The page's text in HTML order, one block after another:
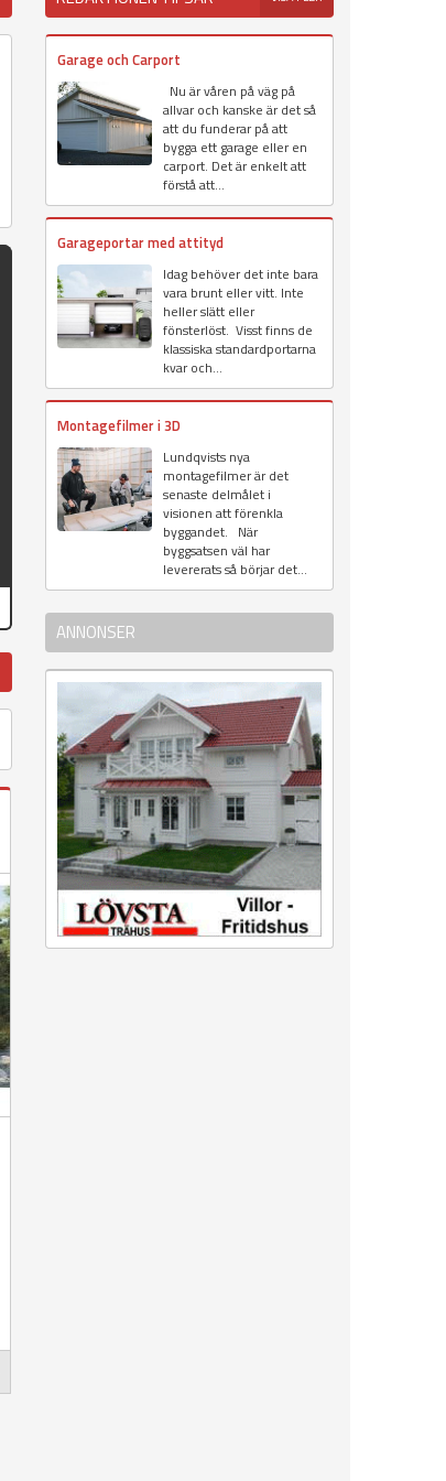
Garage och Carport
Nu är våren på väg på
allvar och kanske är det så
att du funderar på att
bygga ett garage eller en
carport. Det är enkelt att
förstå att...
Garageportar med attityd
Idag behöver det inte bara
vara brunt eller vitt. Inte
heller slätt eller
fönsterlöst. Visst finns de
klassiska standardportarna
kvar och...
Montagefilmer i 3D
Lundqvists nya
montagefilmer är det
senaste delmålet i
visionen att förenkla
byggandet. När
byggsatsen väl har
levererats så börjar det...
ANNONSER